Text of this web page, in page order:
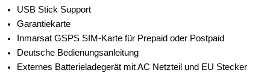
USB Stick Support
Garantiekarte
Inmarsat GSPS SIM-Karte für Prepaid oder Postpaid
Deutsche Bedienungsanleitung
Externes Batterieladegerät mit AC Netzteil und EU Stecker